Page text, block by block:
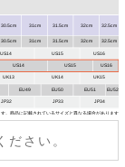
さい。